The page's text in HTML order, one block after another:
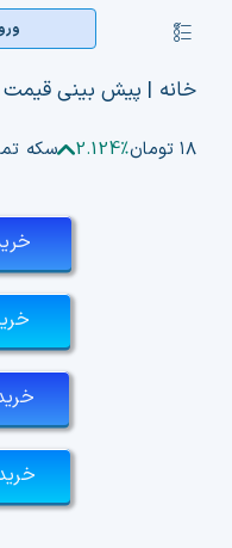
content
کنترلر
صفحه‌بندی
صفحه اصلی
بازار ارزها
تابلوخوانی ارزهای
خانه | پیش بینی
تومان 2.124% سکه
خرید